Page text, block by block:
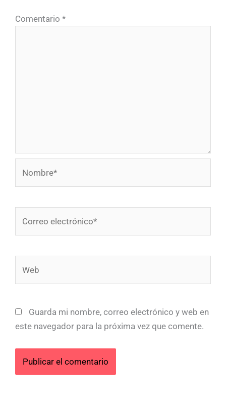
Comentario *
Guarda mi nombre, correo electrónico y web en
este navegador para la próxima vez que comente.